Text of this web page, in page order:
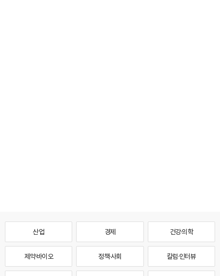
산업 경제 건강·의학
제약·바이오 정책·사회 칼럼·인터뷰